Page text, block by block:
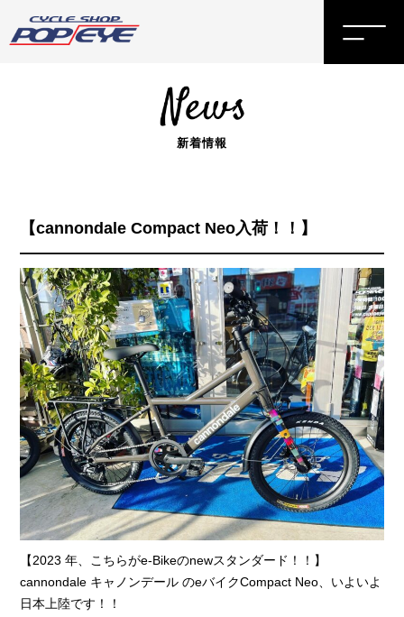
新着情報
【cannondale Compact Neo入荷！！】
【2023 年、こちらがe-Bikeのnewスタンダード！！】
cannondale キャノンデール のeバイクCompact Neo、いよいよ
日本上陸です！！